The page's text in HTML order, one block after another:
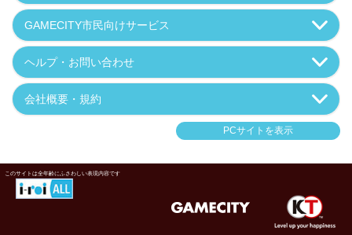
GAMECITY市民向けサービス
ヘルプ・お問い合わせ
会社概要・規約
PCサイトを表示
このサイトは全年齢にふさわしい表現内容です